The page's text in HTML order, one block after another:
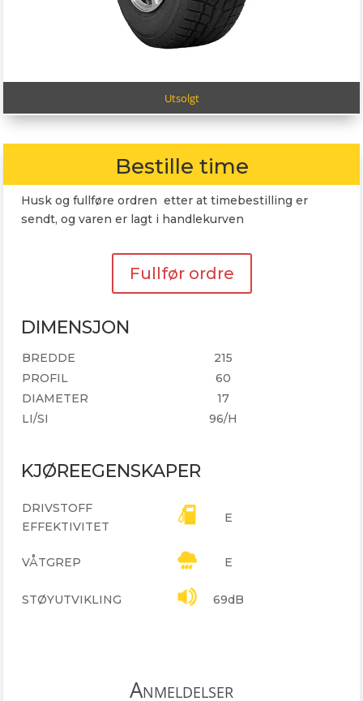
Utsolgt
Bestille time
Husk og fullføre ordren etter at timebestilling er
sendt, og varen er lagt i handlekurven
Fullfør ordre
DIMENSJON
BREDDE
215
PROFIL
60
DIAMETER
17
LI/SI
96/H
KJØREEGENSKAPER
DRIVSTOFF
EFFEKTIVITET
E
VÅTGREP E
STØYUTVIKLING 69dB
Anmeldelser